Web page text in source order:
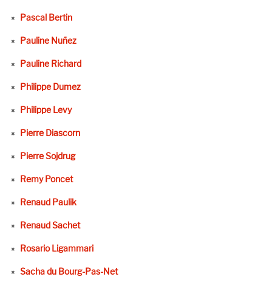
Pascal Bertin
Pauline Nuñez
Pauline Richard
Philippe Dumez
Philippe Levy
Pierre Diascorn
Pierre Sojdrug
Remy Poncet
Renaud Paulik
Renaud Sachet
Rosario Ligammari
Sacha du Bourg-Pas-Net